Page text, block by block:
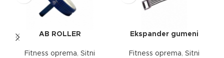
AB ROLLER
Fitness oprema, Sitni
Ekspander gumeni
Fitness oprema, Sitni